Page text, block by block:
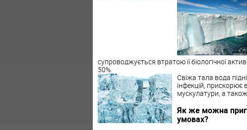
супроводжується втратою її біологічної
50%.
Свіжа тала вода
інфекцій, прискорює
мускулатури, а
Як же можна
умовах?